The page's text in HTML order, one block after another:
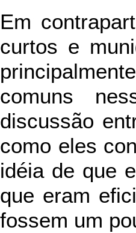
Em
curtos e
comuns
discussão
como eles
idéia de que
que eram
fossem um